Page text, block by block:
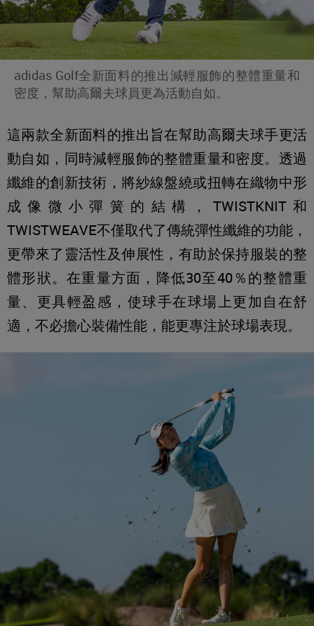
adidas Golf全新面料的推出減輕服飾的整體重量和
密度，幫助高爾夫球員更為活動自如。
這兩款全新面料的推出旨在幫助高爾夫球手更活
動自如，同時減輕服飾的整體重量和密度。透過
纖維的創新技術，將紗線盤繞或扭轉在織物中形
成像微小彈簧的結構，TWISTKNIT和
TWISTWEAVE不僅取代了傳統彈性纖維的功能，
更帶來了靈活性及伸展性，有助於保持服裝的整
體形狀。在重量方面，降低30至40％的整體重
量、更具輕盈感，使球手在球場上更加自在舒
適，不必擔心裝備性能，能更專注於球場表現。